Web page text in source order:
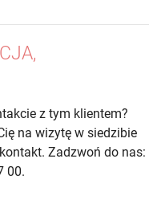
z tym klientem?
na wizytę w siedzibie
Zadzwoń do nas:
00.